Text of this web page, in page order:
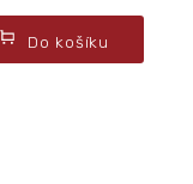
Do košíku